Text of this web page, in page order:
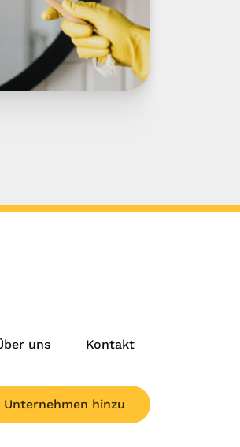
uns Kontakt
Unternehmen hinzu